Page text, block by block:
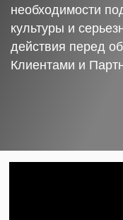
необходимости
культуры и
действия перед
Клиентами и